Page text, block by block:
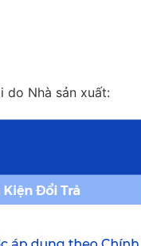
do Nhà sản xuất: